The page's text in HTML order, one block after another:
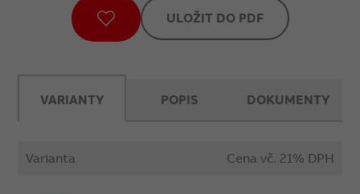
ULOŽIT DO PDF
VARIANTY
Varianta Cena vč. 21% DPH
POPIS DOKUMENTY